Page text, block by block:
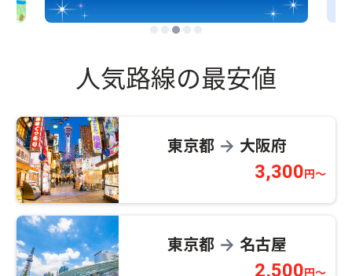
人気路線の最安値
東京都 → 大阪府
3,300円～
東京都 → 名古屋
2,500円～